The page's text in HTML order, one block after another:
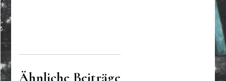
Ähnliche Beiträge